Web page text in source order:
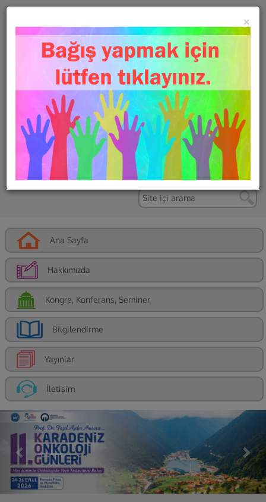
TÜRK KANSER
ARAŞTIRMA VE
SAVAŞ KURUMU DERNEĞİ
Ana Sayfa
Hakkımızda
Kongre, Konferans, Seminer
Bilgilendirme
Yayınlar
İletişim
Previous
×